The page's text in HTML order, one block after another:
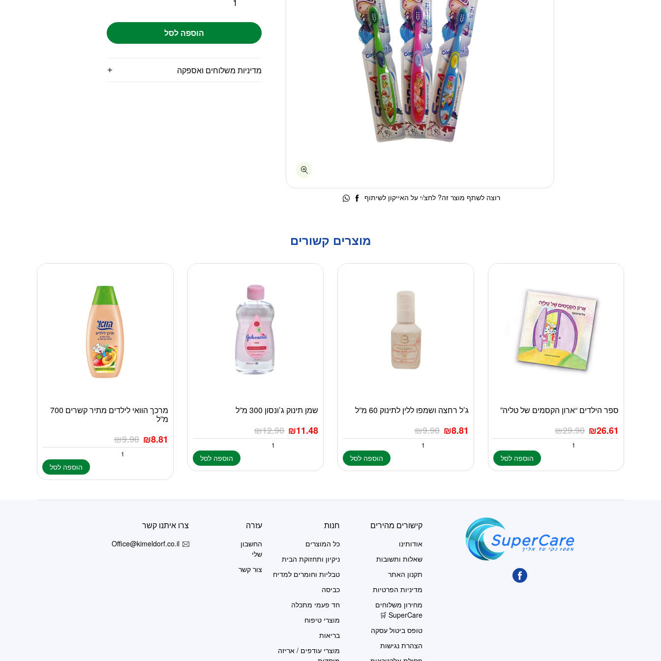
הוספה לסל
מדיניות משלוחים ואספקה
רוצה לשתף מוצר זה? לחצ/י על האייקון לשיתוף
מוצרים קשורים
ספר הילדים “ארון הקסמים של טליה”
₪29.90 ₪26.61
הוספה לסל
ג’ל רחצה ושמפו ללין לתינוק 60 מ”ל
₪9.90 ₪8.81
הוספה לסל
שמן תינוק ג’ונסון 300 מ”ל
₪12.90 ₪11.48
הוספה לסל
מרכך הוואי לילדים מתיר קשרים 700
מ”ל
₪9.90 ₪8.81
הוספה לסל
קישורים מהירים
אודותינו
שאלות ותשובות
תקנון האתר
מדיניות הפרטיות
מחירון משלוחים
SuperCare 🛒
טופס ביטול עסקה
הצהרת נגישות
חנות
כל המוצרים
ניקיון ותחזוקת הבית
טבליות וחומרים למדיח
כביסה
חד פעמי מתכלה
מוצרי טיפוח
בריאות
מוצרי עודפים / אריזה
עזרה
החשבון
שלי
צור קשר
צרו איתנו קשר
Office@kimeldorf.co.il